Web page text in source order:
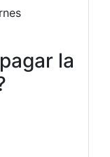
la